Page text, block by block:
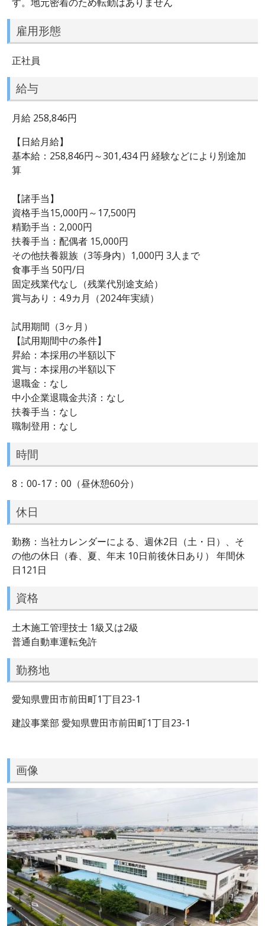
雇用形態
正社員
給与
月給 258,846円
【日給月給】
基本給：258,846円～301,434 円 経験などにより別途加
算
【諸手当】
資格手当15,000円～17,500円
精勤手当：2,000円
扶養手当：配偶者 15,000円
その他扶養親族（3等身内）1,000円 3人まで
食事手当 50円/日
固定残業代なし（残業代別途支給）
賞与あり：4.9カ月（2024年実績）
試用期間（3ヶ月）
【試用期間中の条件】
昇給：本採用の半額以下
賞与：本採用の半額以下
退職金：なし
中小企業退職金共済：なし
扶養手当：なし
職制登用：なし
時間
8：00-17：00（昼休憩60分）
休日
勤務：当社カレンダーによる、週休2日（土・日）、そ
の他の休日（春、夏、年末 10日前後休日あり） 年間休
日121日
資格
土木施工管理技士 1級又は2級
普通自動車運転免許
勤務地
愛知県豊田市前田町1丁目23-1
建設事業部 愛知県豊田市前田町1丁目23-1
画像